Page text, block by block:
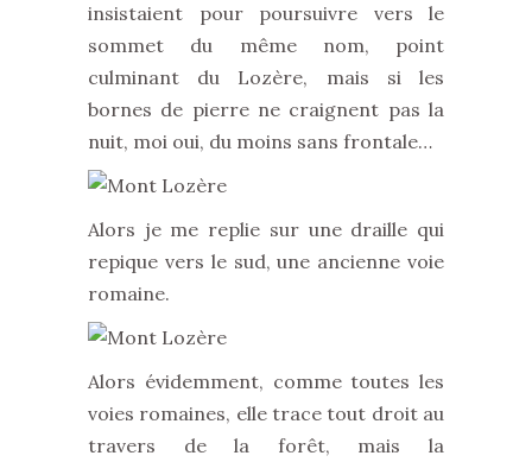
insistaient pour poursuivre vers le
sommet du même nom, point
culminant du Lozère, mais si les
bornes de pierre ne craignent pas la
nuit, moi oui, du moins sans frontale…
Alors je me replie sur une draille qui
repique vers le sud, une ancienne voie
romaine.
Alors évidemment, comme toutes les
voies romaines, elle trace tout droit au
travers de la forêt, mais la